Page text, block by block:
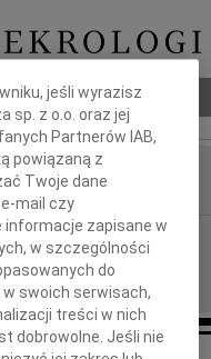
jeśli wyrazisz
sp. z o.o. oraz jej
Partnerów IAB,
powiązaną z
Twoje dane
mail czy
informacje zapisane w
w szczególności
do
swoich serwisach,
treści w nich
dobrowolne. Jeśli nie